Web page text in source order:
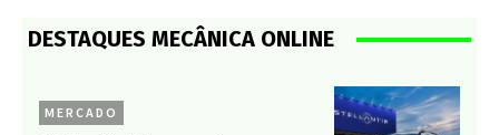
DESTAQUES MECÂNICA ONLINE
MERCADO